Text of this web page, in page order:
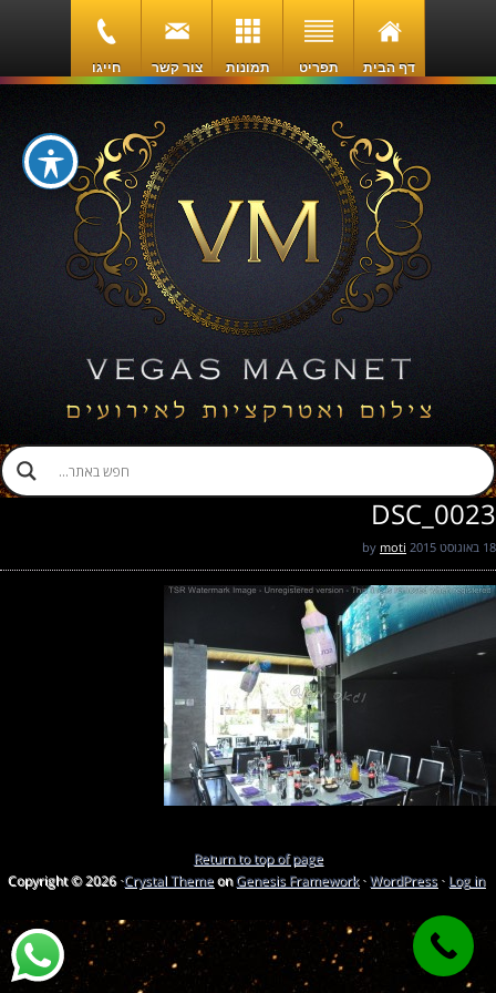
דף הבית תפריט תמונות צור קשר חייגו
DSC_0023
18 באוגוסט 2015 moti
Return to top of page
Copyright © 2026 ·Crystal ThemeonGenesis Framework·WordPress· Log in